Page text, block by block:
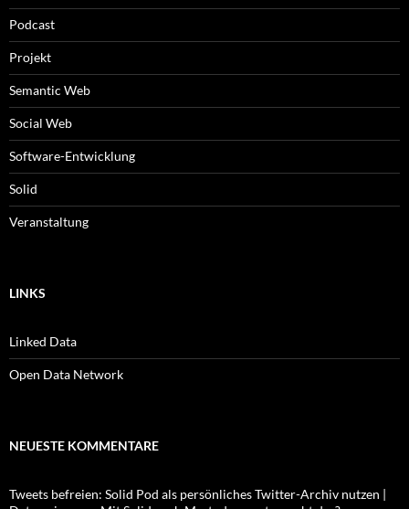
Podcast
Projekt
Semantic Web
Social Web
Software-Entwicklung
Solid
Veranstaltung
LINKS
Linked Data
Open Data Network
NEUESTE KOMMENTARE
Tweets befreien: Solid Pod als persönliches Twitter-Archiv nutzen |